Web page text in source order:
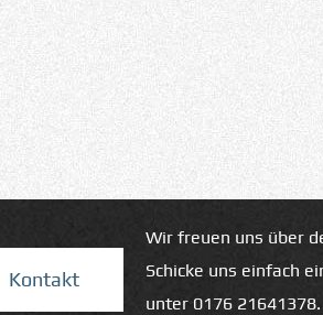
Kontakt
Wir freuen uns über
Schicke uns einfach
unter 0176 21641378.